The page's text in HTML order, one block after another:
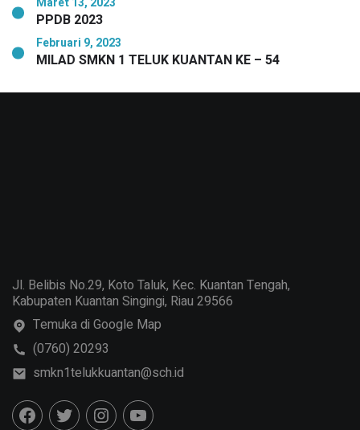
PPDB 2023
Februari 9, 2023
MILAD SMKN 1 TELUK KUANTAN KE – 54
Jl. Belibis No.29, Koto Taluk, Kec. Kuantan Tengah,
Kabupaten Kuantan Singingi, Riau 29566
Temuka di Google Map
(0760) 20293
smkn1telukkuantan@sch.id